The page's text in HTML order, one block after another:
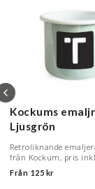
Kockums
Ljusgrön
Retroliknande
från Kockum, pris
Från 125 kr